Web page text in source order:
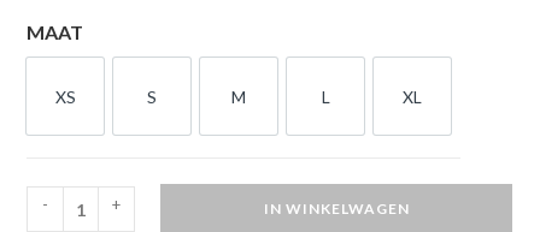
MAAT
XS
XS
S
S
M
M
L
L
XL
XL
Booster
- + IN WINKELWAGEN